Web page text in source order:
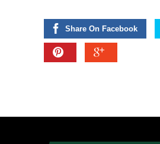
Share On Facebook